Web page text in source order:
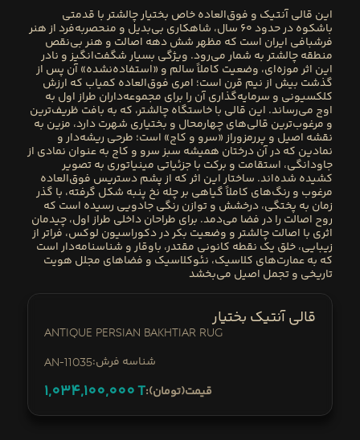
این قالی آنتیک و فوق‌العاده خاص بختیار چالشتربا قدمتی
باشکوه در حدود ۶۰ سال، شاهکاری بی‌بدیل و منحصربه‌فرد از هنر
فرشبافی ایران است که مظهر شش دهه اصالت و هنر بی‌نقص
منطقه چالشتر به شمار می‌رود. ویژگی بسیار شگفت‌انگیز و نادر
این اثر موزه‌ای، وضعیت کاملاً سالم و «استفاده‌نشده» آن پس از
گذشت بیش از نیم قرن است؛ امری فوق‌العاده کمیاب که ارزش
کلکسیونی و سرمایه‌گذاری آن را برای مجموعه‌داران طراز اول به
اوج می‌رساند. این قالی با خاستگاه چالشتر، که به بافت ظریف‌ترین
و مرغوب‌ترین قالی‌های چهارمحال و بختیاری شهرت دارد، مزین به
نقشه اصیل و پررمزوراز «سرو و کاج» است؛ طرحی ریشه‌دار و
نمادین که در آن درختان همیشه سبز سرو و کاج به عنوان نمادی از
جاودانگی، استقامت و برکت با جزئیاتی مینیاتوری به تصویر
کشیده شده‌اند. ساختار این اثر که از پشم دستریس فوق‌العاده
مرغوب و رنگ‌های کاملاً گیاهی بر چله نخ پنبه شکل گرفته، با گذر
زمان به پختگی، درخشش و توازن رنگی جادویی رسیده است که
روح اصالت را در فضا می‌دمد. برای طراحان داخلی طراز اول، چیدمان
اثری با اصالت چالشتر و وضعیت بکر در دکوراسیون لوکس، فراتر از
زیبایی، خلق یک نقطه کانونی مقتدر، باوقار و شناسنامه‌دار است
که به عمارت‌های کلاسیک، نئوکلاسیک و فضاهای مجلل هویت
تاریخی و تجمل اصیل می‌بخشد
قالی آنتیک بختیار
Antique Persian Bakhtiar Rug
AN-11035 :شناسه فرش
1,034,100,000T :قیمت(تومان)